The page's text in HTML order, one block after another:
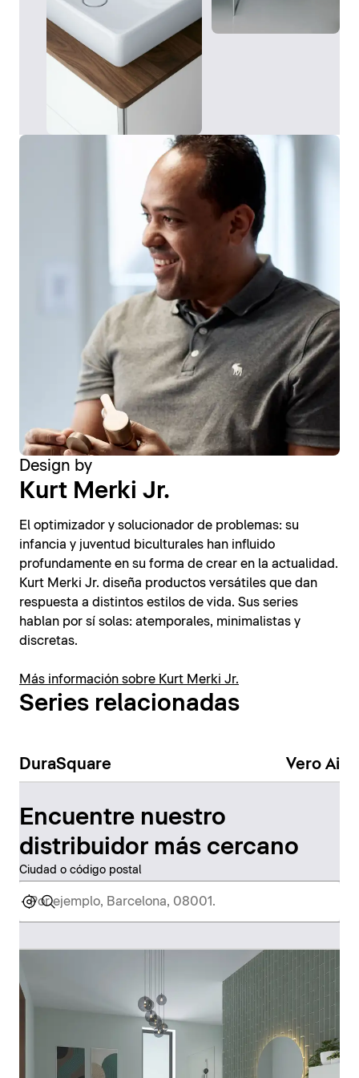
Design by
Kurt Merki Jr.
El optimizador y solucionador de problemas: su
infancia y juventud biculturales han influido
profundamente en su forma de crear en la actualidad.
Kurt Merki Jr. diseña productos versátiles que dan
respuesta a distintos estilos de vida. Sus series
hablan por sí solas: atemporales, minimalistas y
discretas.
Más información sobre Kurt Merki Jr.
Series relacionadas
DuraSquare Vero Air
Encuentre nuestro
distribuidor más cercano
Ciudad o código postal